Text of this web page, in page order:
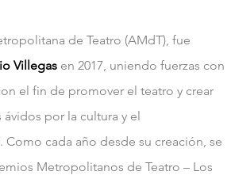
de Teatro (AMdT), fue
Villegas en 2017, uniendo fuerzas con
el fin de promover el teatro y crear
por la cultura y el
cada año desde su creación, se
Metropolitanos de Teatro – Los